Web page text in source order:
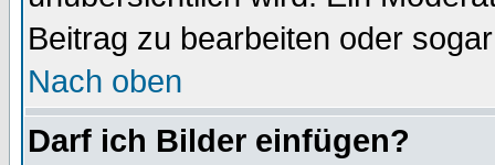
Beitrag zu bearbeiten oder
Nach oben
Darf ich Bilder einfügen?